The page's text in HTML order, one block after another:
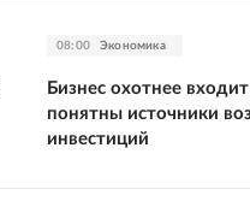
08:00 Экономика
Бизнес охотнее
понятны источники
инвестиций